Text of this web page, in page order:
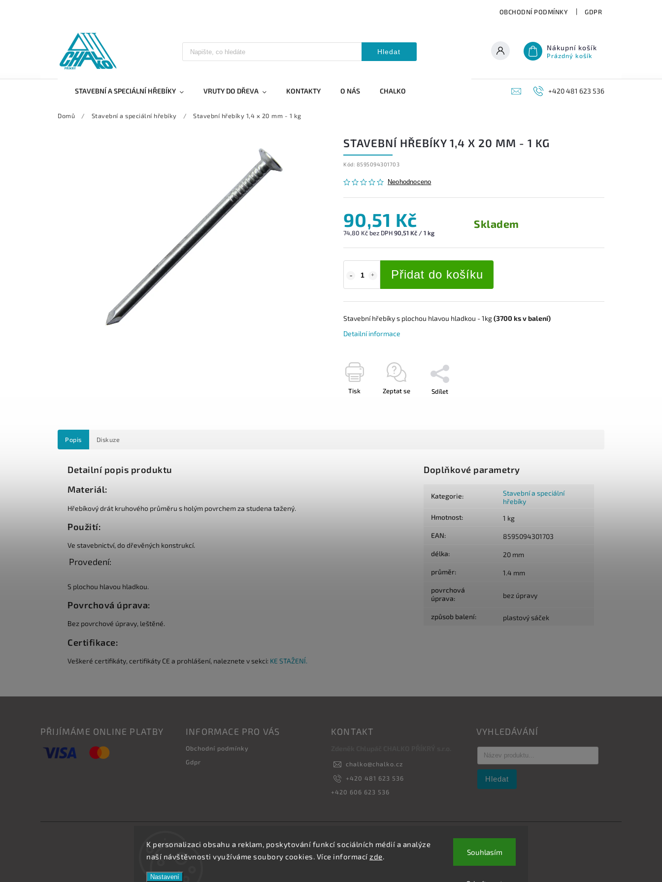
K personalizaci obsahu a reklam, poskytování funkcí sociálních médií a analýze
naší návštěvnosti využíváme soubory cookies. Více informací zde.
Nastavení
Souhlasím
OBCHODNÍ PODMÍNKY GDPR
Hledat Nákupní košík
Prázdný košík
STAVEBNÍ A SPECIÁLNÍ HŘEBÍKY VRUTY DO DŘEVA KONTAKTY O NÁS CHALKO +420 481 623 536
Domů / Stavební a speciální hřebíky / Stavební hřebíky 1,4 x 20 mm - 1 kg
STAVEBNÍ HŘEBÍKY 1,4 X 20 MM - 1 KG
Kód: 8595094301703
Neohodnoceno
90,51 Kč
74,80 Kč bez DPH90,51 Kč / 1 kg
Skladem
Přidat do košíku
Stavební hřebíky s plochou hlavou hladkou - 1kg(3700ksv balení)
Detailní informace
Tisk Zeptat se Sdílet
Popis Diskuze
Detailní popis produktu
Materiál:
Hřebíkový drát kruhového průměru s holým povrchem za studena tažený.
Použití:
Ve stavebnictví, do dřevěných konstrukcí.
Provedení:
S plochou hlavou hladkou.
Povrchová úprava:
Bez povrchové úpravy, leštěné.
Certifikace:
Veškeré certifikáty, certifikáty CE a prohlášení, naleznete v sekci: KE STAŽENÍ.
Doplňkové parametry
Kategorie:
Stavební a speciální
hřebíky
Hmotnost: 1 kg
EAN: 8595094301703
délka: 20 mm
průměr: 1.4 mm
povrchová
úprava: bez úpravy
způsob balení: plastový sáček
PŘIJÍMÁME ONLINE PLATBY INFORMACE PRO VÁS
Obchodní podmínky
Gdpr
KONTAKT
chalko@chalko.cz
+420 481 623 536
+420 606 623 536
VYHLEDÁVÁNÍ
Hledat
Copyright 2026Vyrábíme hřebíky . Všechna práva vyhrazena.
Upravit nastavení cookies